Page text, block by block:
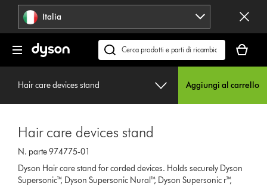
navigazione Italia
Cerca
su
carrello
è
Hair care devices stand Aggiungi al carrello
Hair care devices stand
N. parte 974775-01
Dyson Hair care stand for corded devices. Holds securely Dyson
Supersonic™, Dyson Supersonic Nural™, Dyson Supersonic r™,